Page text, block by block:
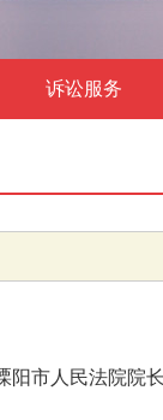
诉讼服务
阳市人民法院院